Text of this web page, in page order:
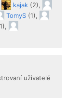
kajak (2),
TomyS (1),
uživatelé